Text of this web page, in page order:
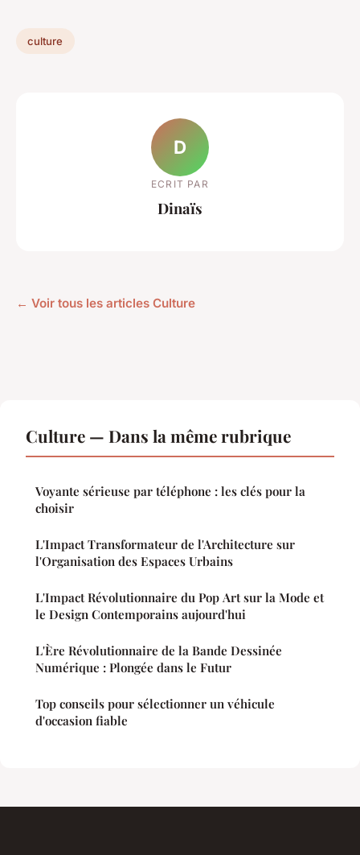
culture
D
ECRIT PAR
Dinaïs
← Voir tous les articles Culture
Culture — Dans la même rubrique
Voyante sérieuse par téléphone : les clés pour la
choisir
L'Impact Transformateur de l'Architecture sur
l'Organisation des Espaces Urbains
L'Impact Révolutionnaire du Pop Art sur la Mode et
le Design Contemporains aujourd'hui
L'Ère Révolutionnaire de la Bande Dessinée
Numérique : Plongée dans le Futur
Top conseils pour sélectionner un véhicule
d'occasion fiable